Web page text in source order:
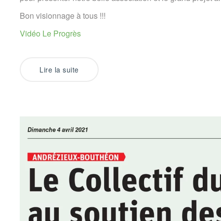
Bon visionnage à tous !!!
Vidéo Le Progrès
Lire la suite